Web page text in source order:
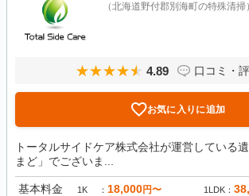
（北海道野付郡別海町の特殊清掃）
4.89 口コミ・
お気に入りに追加
トータルサイドケア株式会社が運営している
まど」でございま...
基本料金 1K 18,000円〜 1LDK